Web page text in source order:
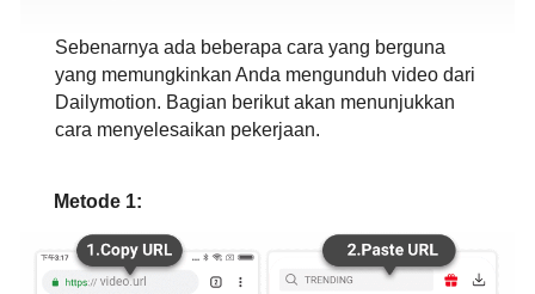
Sebenarnya ada beberapa cara yang berguna
yang memungkinkan Anda mengunduh video dari
Dailymotion. Bagian berikut akan menunjukkan
cara menyelesaikan pekerjaan.
Metode 1: